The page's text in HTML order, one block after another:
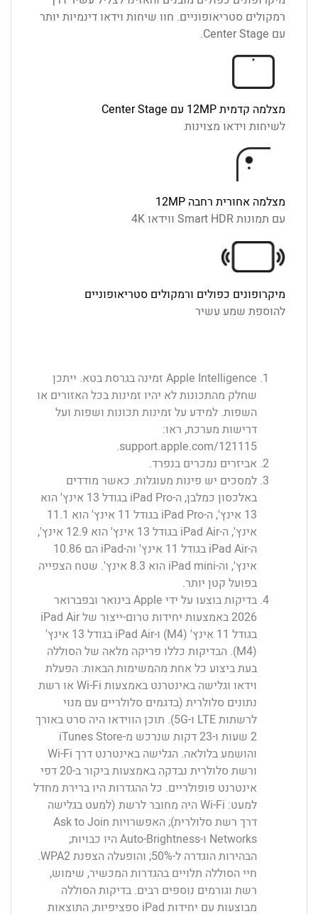
רמקולים סטריאופוניים. חוו שיחות וידאו דינמיות יותר
עם Center Stage.
מצלמה קדמית ‎12MP עם Center Stage
לשיחות וידאו מצוינות
מצלמה אחורית רחבה ‎12MP
עם תמונות Smart HDR ווידאו ‎4K
מיקרופונים כפולים ורמקולים סטריאופוניים
להוספת שמע עשיר
Apple Intelligence זמינה בגרסת בטא. ייתכן
שחלק מהתכונות לא יהיו זמינות בכל האזורים או
השפות. למידע על זמינות תכונות ושפות ועל
דרישות מערכת, ראו:
support.apple.com/121115
.
אביזרים נמכרים בנפרד.
למסכים יש פינות מעוגלות. כאשר מודדים
באלכסון כמלבן, ה-iPad Pro בגודל 13 אינץ' הוא
13 אינץ', ה-iPad Pro בגודל 11 אינץ' הוא 11.1
אינץ', ה-iPad Air בגודל 13 אינץ' הוא 12.9 אינץ',
ה-iPad Air בגודל 11 אינץ' וה-iPad הם 10.86
אינץ', וה-iPad mini הוא 8.3 אינץ'. שטח הצפייה
בפועל קטן יותר.
בדיקות בוצעו על ידי Apple בינואר ובפברואר
2026 באמצעות יחידות טרום-ייצור של iPad Air
בגודל 11 אינץ' (M4) ו-iPad Air בגודל 13 אינץ'
(M4). הבדיקות כללו פריקה מלאה של הסוללה
בעת ביצוע כל אחת מהמשימות הבאות: הפעלת
וידאו וגלישה באינטרנט באמצעות Wi-Fi או רשת
נתונים סלולרית (בדגמים סלולריים עם מנוי
לרשתות LTE ו-5G). תוכן הווידאו היה סרט באורך
2 שעות ו-23 דקות שנרכש מ-iTunes Store
והושמע בלולאה. הגלישה באינטרנט דרך Wi-Fi
ורשת סלולרית נבדקה באמצעות ביקור ב-20 דפי
אינטרנט פופולריים. כל ההגדרות היו ברירת מחדל
למעט: Wi-Fi היה מחובר לרשת (למעט בגלישה
דרך רשת סלולרית); האפשרויות Ask to Join
Networks ו-Auto-Brightness היו כבויות;
הבהירות הוגדרה ל-50%; והופעלה הצפנת WPA2.
חיי הסוללה תלויים בהגדרות המכשיר, שימוש,
רשת וגורמים נוספים רבים. בדיקות הסוללה
מבוצעות עם יחידות iPad ספציפיות; התוצאות